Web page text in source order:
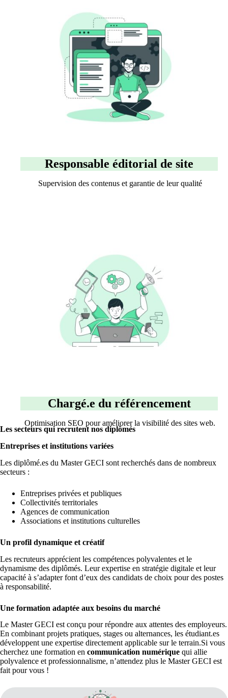
Responsable éditorial de site
Supervision des contenus et garantie de leur qualité
Chargé.e du référencement
Optimisation SEO pour améliorer la visibilité des sites web.
Les secteurs qui recrutent nos diplômés
Entreprises et institutions variées
Les diplômé.es du Master GECI sont recherchés dans de nombreux
secteurs :
Entreprises privées et publiques
Collectivités territoriales
Agences de communication
Associations et institutions culturelles
Un profil dynamique et créatif
Les recruteurs apprécient les compétences polyvalentes et le
dynamisme des diplômés. Leur expertise en stratégie digitale et leur
capacité à s’adapter font d’eux des candidats de choix pour des postes
à responsabilité.
Une formation adaptée aux besoins du marché
Le Master GECI est conçu pour répondre aux attentes des employeurs.
En combinant projets pratiques, stages ou alternances, les étudiant.es
développent une expertise directement applicable sur le terrain.Si vous
cherchez une formation en communication numérique qui allie
polyvalence et professionnalisme, n’attendez plus le Master GECI est
fait pour vous !